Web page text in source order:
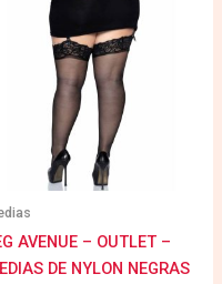
AVENUE – OUTLET –
DE NYLON NEGRAS